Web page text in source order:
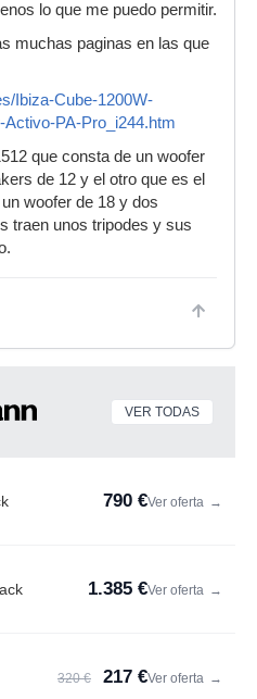
lo que me puedo permitir.
muchas paginas en las que
Ibiza-Cube-1200W-
PA-Pro_i244.htm
que consta de un woofer
de 12 y el otro que es el
woofer de 18 y dos
traen unos tripodes y sus
VER TODAS
790 €Ver oferta →
1.385 €Ver oferta →
320 € 217 €Ver oferta →